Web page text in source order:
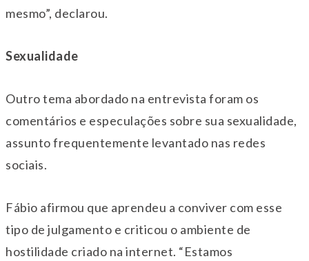
mesmo”, declarou.
Sexualidade
Outro tema abordado na entrevista foram os
comentários e especulações sobre sua sexualidade,
assunto frequentemente levantado nas redes
sociais.
Fábio afirmou que aprendeu a conviver com esse
tipo de julgamento e criticou o ambiente de
hostilidade criado na internet. “Estamos